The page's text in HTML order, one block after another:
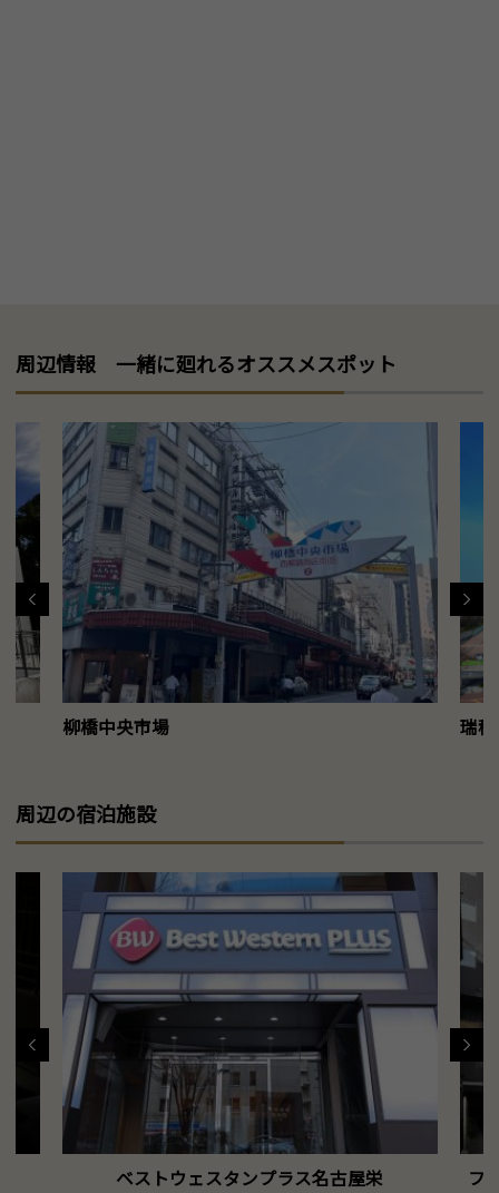
周辺情報 一緒に廻れるオススメスポット
柳橋中央市場 瑞
周辺の宿泊施設
ベストウェスタンプラス名古屋栄 フ